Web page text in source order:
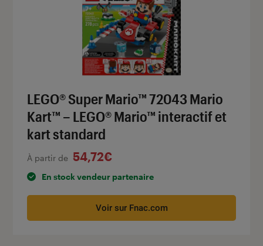
LEGO® Super Mario™ 72043 Mario
Kart™ – LEGO® Mario™ interactif et
kart standard
À partir de 54,72€
En stock vendeur partenaire
Voir sur Fnac.com